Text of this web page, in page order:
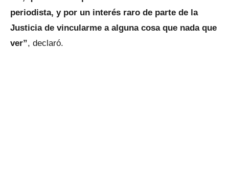
periodista, y por un interés raro de parte de la
Justicia de vincularme a alguna cosa que nada que
ver”, declaró.